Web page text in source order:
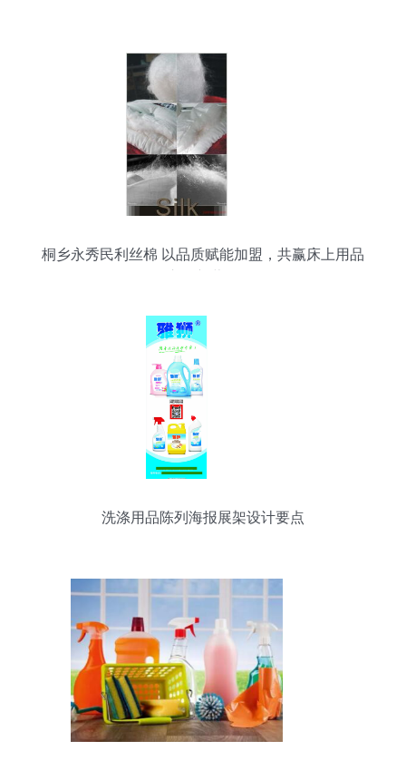
桐乡永秀民利丝棉 以品质赋能加盟，共赢床上用品
洗涤用品陈列海报展架设计要点